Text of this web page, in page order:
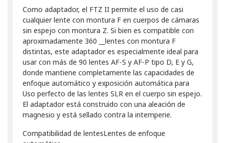
Como adaptador, el FTZ II permite el uso de casi
cualquier lente con montura F en cuerpos de cámaras
sin espejo con montura Z. Si bien es compatible con
aproximadamente 360 __lentes con montura F
distintas, este adaptador es especialmente ideal para
usar con más de 90 lentes AF-S y AF-P tipo D, E y G,
donde mantiene completamente las capacidades de
enfoque automático y exposición automática para
Uso perfecto de las lentes SLR en el cuerpo sin espejo.
El adaptador está construido con una aleación de
magnesio y está sellado contra la intemperie.
Compatibilidad de lentesLentes de enfoque